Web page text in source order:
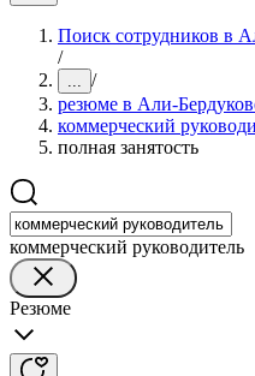
Поиск сотрудников в
/
... /
резюме в Али-
коммерческий
полная занятость
коммерческий руководитель
Резюме